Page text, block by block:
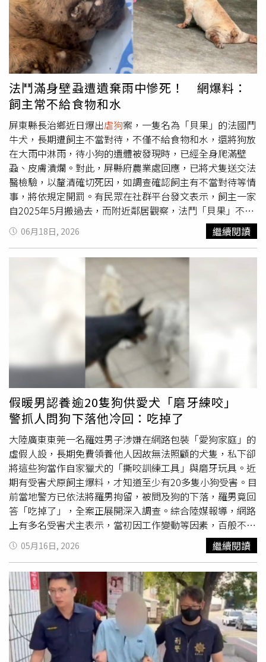
過。因為在這樣的體制下，牠們等到的，往往不是正義，而
是一次又一次的忽視。」
罰，或請飼主到案說明，呼籲政府應追究飼主責任。針對此
案，里港警分局回應，6月16日接獲民眾報案，已依動物保
護案件處理程序受理，並同步通報屏東縣政府農業處動物保
護及保育科，交由主管機關接手調查釐清案情。屏東縣政府
農業處則表示，動保科6月17日獲報後已介入調查，並將死
亡犬隻送往台大動物法醫研究室進行檢驗，以釐清確切死
因，確認是否涉及虐待。據了解，68歲邱姓飼主在6月18日
到案說明，因自己罹患失智症，經常忘記狗狗在外面，所以
沒有把狗帶進屋內，更強調自己並未虐待犬隻，平時也有餵
食，貝果後腳癱瘓是先前在桃園被車輾過所致。邱姓飼主
說，他日前有帶貝果到附近土地公廟找其他狗一起玩，回家
後一時忘記貝果有沒有跟回來，直到想起並返回尋找時，就
見到貝果的屍體。
法鬥滿身壁蝨遭遺棄雨中慘死！ 網爆料：
飼主常不給食物和水
屏東縣長治鄉近日爆出虐狗案，一隻名為「貝果」的法國鬥
牛犬，長期遭飼主不當對待，不僅不給食物和水，還將狗放
在大雨中淋雨，待小狗的遺體被發現時，已經全身爬滿壁
蝨、皮膚潰爛。對此，屏縣府農業處回應，已將犬隻送交法
醫檢驗，以釐清確切死因，如調查確認飼主有不當對待等情
事，將依規定開罰。有民眾在社群平台發文表示，飼主一家
自2025年5月搬過去，而附近鄰居觀察，法鬥「貝果」不僅
腳受傷不良於行，全身還爬滿壁蝨，且飼主會將貝果栓在戶
外，常常不給食物和水，鄰居上前提醒，飼主卻說「狗是兒
子養的，我很討厭狗，看能不能渴死最好」。原PO提到，
後來鄰居看不下去趕緊給牠飼料和水，但最近連日大雨影
響，貝果的身體撐不住，飼主還將貝果丟在大雨中淋雨，直
到6月16日發現時，已經是冰冷的屍體。原PO說，通報屏東
動物防疫所後，對方由於在現場沒看到貝果，因此未追問貝
果的下落，不僅沒有開罰飼主，更沒有請飼主到案說明，
「貝果最後是拖著被壁蝨啃咬的身體，最後死在雨中」、
「拜託大家幫貝果伸冤，一定要追究飼主虐待貝果的責
任」。對此，里港警分局回應，6月16日接獲民眾報案，已
依動物保護案件處理程序受理，並同步通報屏東縣政府農業
處動物保護及保育科，交由主管機關接手調查釐清案情。屏
東縣政府農業處則表示，動保科6月17日獲報後，正式介入
調查，並將死亡犬隻送往台大動物法醫研究室進行檢驗，以
釐清確切死因，後續將依調查結依法處置。若查證飼主涉及
虐待或故意傷害動物致死，可依《動物保護法》處2年以下
有期徒刑，併科新台幣20萬元以上、200萬元以下罰金。農
業處說明，如確認飼主於動物生前將動物遺棄致其死亡，另
可處3萬元以上、15萬元以下罰鍰；若動物死亡或遭遺棄、
任意棄置，可依《廢棄物清理法》相關規定裁罰。
06月18日, 2026 繼續閱讀
假暖男認養逾20隻狗供愛犬「磨牙練咬」
警抓人問狗下落他冷回：吃掉了
大陸廣東東莞一名羅姓男子涉嫌在網路包裝「愛狗家庭」的
虛假人設，長期免費領養他人因故無法照顧的犬隻，私下卻
將這些狗當作自家獵犬的「撕咬訓練工具」與磨牙玩具。近
期有受害犬原飼主爆料，才知道至少有20多隻小狗受害。目
前當地警方已依法將羅男拘留，被問及狗的下落，羅男竟回
答「吃掉了」，全案正展開深入調查。綜合陸媒報導，網路
上有多名受害犬主表示，當初因工作變動等因素，百般不捨
才替愛犬尋找新歸宿。其中一名受害人王小姐（化名）透
露，羅男剛領養時還會每天分享犬隻近況，不料，才過了1
個月，卻告知她「狗走丟了」，隨即封鎖所有聯絡方式。直
到1年後，王小姐意外在短影音平台上，看見羅男帳號發布
的殘忍虐狗影片，才驚覺愛犬早已遭遇不測，讓她陷入無盡
的自責與失眠，「做夢都是狗狗被咬的畫面，牠流了好多
血」。從多名受害人提供的蒐證影片顯示，羅男的影音平台
帳號內充斥多段令人毛骨悚然的血腥畫面，畫面中可見一隻
獵犬和一隻柴犬正瘋狂撕咬、爭奪一隻動彈不得的小白狗，
05月16日, 2026 繼續閱讀